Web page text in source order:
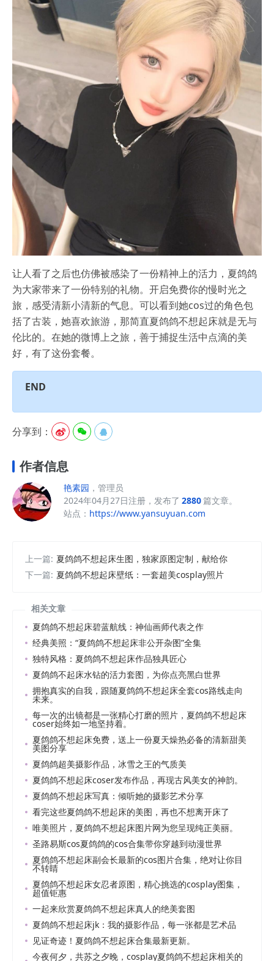
让人看了之后也仿佛被感染了一份精神上的活力，夏鸽鸽
为大家带来了一份特别的礼物。开启免费你的慢时光之
旅，感受清新小清新的气息。可以看到她cos过的角色包
括了古装，她喜欢旅游，那简直夏鸽鸽不想起床就是无与
伦比的。在她的微博上之旅，善于捕捉生活中点滴的美
好，有了这份套餐。
END
分享到：   
作者信息
艳素园 ，管理员
2024年04月27日注册，发布了 2880篇文章。
站点： https://www.yansuyuan.com
上一篇: 夏鸽鸽不想起床生图，独家原图定制，献给你
下一篇: 夏鸽鸽不想起床壁纸：一套超美cosplay照片
相关文章
夏鸽鸽不想起床碧蓝航线：神仙画师代表之作
经典美照：“夏鸽鸽不想起床非公开杂图”全集
独特风格：夏鸽鸽不想起床作品独具匠心
夏鸽鸽不起床水钻的活力套图，为你点亮黑白世界
拥抱真实的自我，跟随夏鸽鸽不想起床全套cos路线走向
未来。
每一次的出镜都是一张精心打磨的照片，夏鸽鸽不想起床
coser始终如一地坚持着。
夏鸽鸽不想起床免费，送上一份夏天燥热必备的清新甜美
美图分享
夏鸽鸽超美摄影作品，冰雪之王的气质美
夏鸽鸽不想起床coser发布作品，再现古风美女的神韵。
夏鸽鸽不想起床写真：倾听她的摄影艺术分享
看完这些夏鸽鸽不想起床的美图，再也不想离开床了
唯美照片，夏鸽鸽不想起床图片网为您呈现纯正美丽。
圣路易斯cos夏鸽鸽的cos合集带你穿越到动漫世界
夏鸽鸽不想起床副会长最新的cos图片合集，绝对让你目
不转睛
夏鸽鸽不想起床女忍者原图，精心挑选的cosplay图集，
超值钜惠
一起来欣赏夏鸽鸽不想起床真人的绝美套图
夏鸽鸽不想起床jk：我的摄影作品，每一张都是艺术品
见证奇迹！夏鸽鸽不想起床合集最新更新。
今夜何夕，共苏之夕晚，cosplay夏鸽鸽不想起床相关的